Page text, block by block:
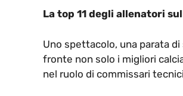
La top 11 degli allenatori
Uno spettacolo, una parata
fronte non solo i migliori
nel ruolo di commissari